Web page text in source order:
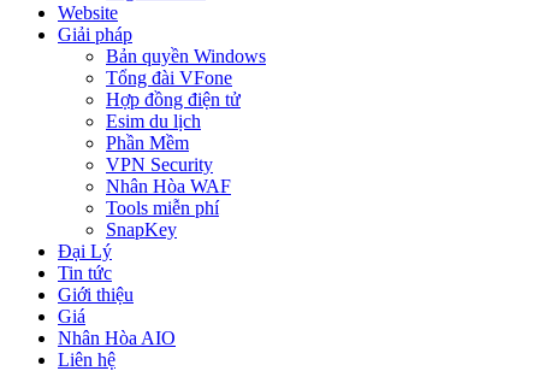
Website
Giải pháp
Bản quyền Windows
Tổng đài VFone
Hợp đồng điện tử
Esim du lịch
Phần Mềm
VPN Security
Nhân Hòa WAF
Tools miễn phí
SnapKey
Đại Lý
Tin tức
Giới thiệu
Giá
Nhân Hòa AIO
Liên hệ